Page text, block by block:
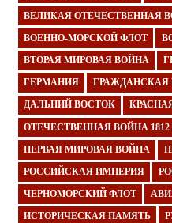
ВЕЛИКАЯ ОТЕЧЕСТВЕННАЯ
ВОЕННО-МОРСКОЙ ФЛОТ
ВТОРАЯ МИРОВАЯ ВОЙНА
ГЕРМАНИЯ ГРАЖДАНСКАЯ
ДАЛЬНИЙ ВОСТОК
ОТЕЧЕСТВЕННАЯ ВОЙНА 1812
ПЕРВАЯ МИРОВАЯ ВОЙНА
РОССИЙСКАЯ ИМПЕРИЯ
ЧЕРНОМОРСКИЙ ФЛОТ
ИСТОРИЧЕСКАЯ ПАМЯТЬ